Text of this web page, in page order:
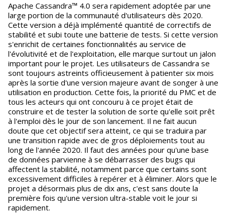
Apache Cassandra™ 4.0 sera rapidement adoptée par une
large portion de la communauté d'utilisateurs dès 2020.
Cette version a déjà implémenté quantité de correctifs de
stabilité et subi toute une batterie de tests. Si cette version
s'enrichit de certaines fonctionnalités au service de
l'évolutivité et de l'exploitation, elle marque surtout un jalon
important pour le projet. Les utilisateurs de Cassandra se
sont toujours astreints officieusement à patienter six mois
après la sortie d'une version majeure avant de songer à une
utilisation en production. Cette fois, la priorité du PMC et de
tous les acteurs qui ont concouru à ce projet était de
construire et de tester la solution de sorte qu'elle soit prêt
à l'emploi dès le jour de son lancement. Il ne fait aucun
doute que cet objectif sera atteint, ce qui se traduira par
une transition rapide avec de gros déploiements tout au
long de l'année 2020. Il faut des années pour qu'une base
de données parvienne à se débarrasser des bugs qui
affectent la stabilité, notamment parce que certains sont
excessivement difficiles à repérer et à éliminer. Alors que le
projet a désormais plus de dix ans, c'est sans doute la
première fois qu'une version ultra-stable voit le jour si
rapidement.